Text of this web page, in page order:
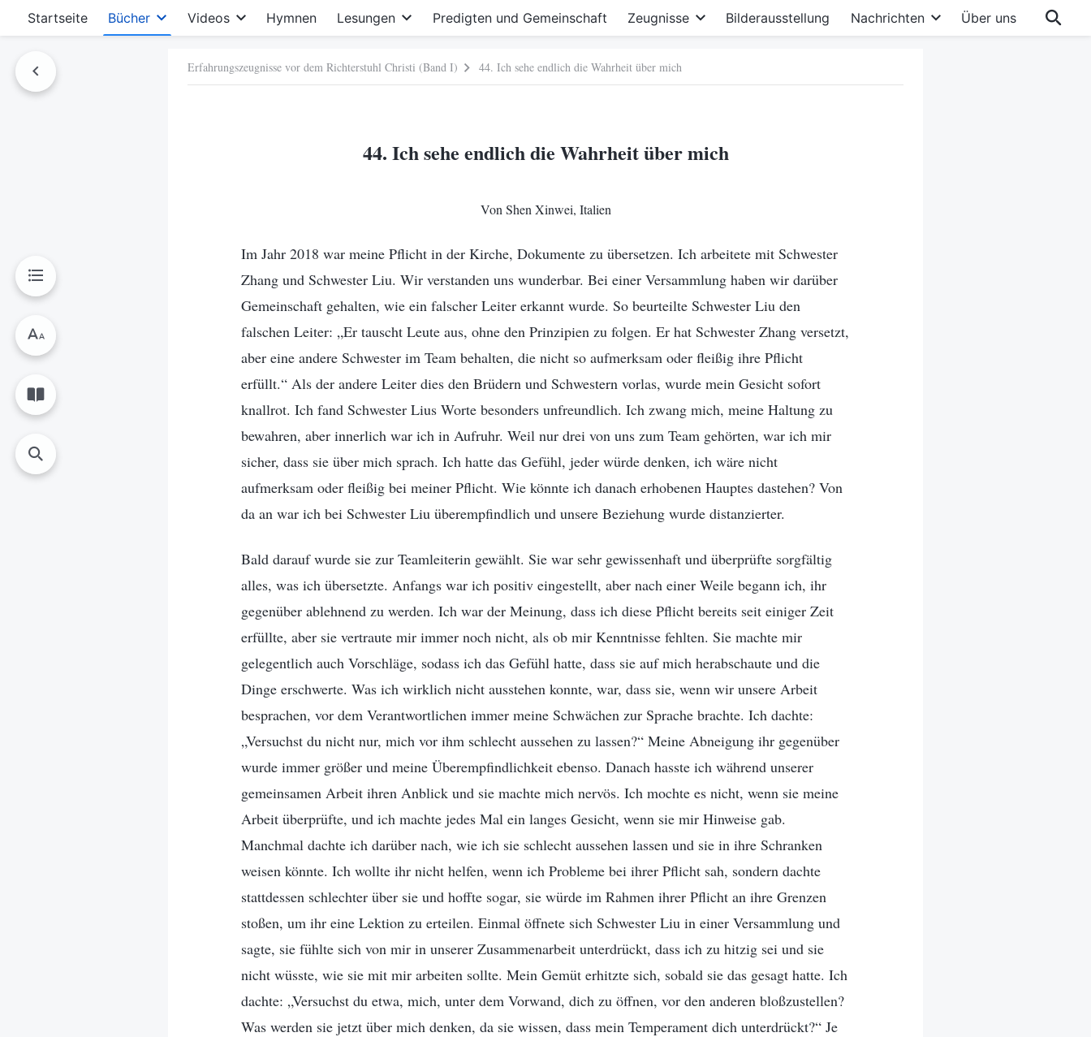
Startseite Bücher Videos Hymnen Lesungen Predigten und Gemeinschaft Zeugnisse Bilderausstellung Nachrichten Über uns
Erfahrungszeugnisse vor dem Richterstuhl Christi (Band I) 44. Ich sehe endlich die Wahrheit über mich
44. Ich sehe endlich die Wahrheit über mich
Von Shen Xinwei, Italien
Im Jahr 2018 war meine Pflicht in der Kirche, Dokumente zu übersetzen. Ich arbeitete mit Schwester
Zhang und Schwester Liu. Wir verstanden uns wunderbar. Bei einer Versammlung haben wir darüber
Gemeinschaft gehalten, wie ein falscher Leiter erkannt wurde. So beurteilte Schwester Liu den
falschen Leiter: „Er tauscht Leute aus, ohne den Prinzipien zu folgen. Er hat Schwester Zhang versetzt,
aber eine andere Schwester im Team behalten, die nicht so aufmerksam oder fleißig ihre Pflicht
erfüllt.“ Als der andere Leiter dies den Brüdern und Schwestern vorlas, wurde mein Gesicht sofort
knallrot. Ich fand Schwester Lius Worte besonders unfreundlich. Ich zwang mich, meine Haltung zu
bewahren, aber innerlich war ich in Aufruhr. Weil nur drei von uns zum Team gehörten, war ich mir
sicher, dass sie über mich sprach. Ich hatte das Gefühl, jeder würde denken, ich wäre nicht
aufmerksam oder fleißig bei meiner Pflicht. Wie könnte ich danach erhobenen Hauptes dastehen? Von
da an war ich bei Schwester Liu überempfindlich und unsere Beziehung wurde distanzierter.
Bald darauf wurde sie zur Teamleiterin gewählt. Sie war sehr gewissenhaft und überprüfte sorgfältig
alles, was ich übersetzte. Anfangs war ich positiv eingestellt, aber nach einer Weile begann ich, ihr
gegenüber ablehnend zu werden. Ich war der Meinung, dass ich diese Pflicht bereits seit einiger Zeit
erfüllte, aber sie vertraute mir immer noch nicht, als ob mir Kenntnisse fehlten. Sie machte mir
gelegentlich auch Vorschläge, sodass ich das Gefühl hatte, dass sie auf mich herabschaute und die
Dinge erschwerte. Was ich wirklich nicht ausstehen konnte, war, dass sie, wenn wir unsere Arbeit
besprachen, vor dem Verantwortlichen immer meine Schwächen zur Sprache brachte. Ich dachte:
„Versuchst du nicht nur, mich vor ihm schlecht aussehen zu lassen?“ Meine Abneigung ihr gegenüber
wurde immer größer und meine Überempfindlichkeit ebenso. Danach hasste ich während unserer
gemeinsamen Arbeit ihren Anblick und sie machte mich nervös. Ich mochte es nicht, wenn sie meine
Arbeit überprüfte, und ich machte jedes Mal ein langes Gesicht, wenn sie mir Hinweise gab.
Manchmal dachte ich darüber nach, wie ich sie schlecht aussehen lassen und sie in ihre Schranken
weisen könnte. Ich wollte ihr nicht helfen, wenn ich Probleme bei ihrer Pflicht sah, sondern dachte
stattdessen schlechter über sie und hoffte sogar, sie würde im Rahmen ihrer Pflicht an ihre Grenzen
stoßen, um ihr eine Lektion zu erteilen. Einmal öffnete sich Schwester Liu in einer Versammlung und
sagte, sie fühlte sich von mir in unserer Zusammenarbeit unterdrückt, dass ich zu hitzig sei und sie
nicht wüsste, wie sie mit mir arbeiten sollte. Mein Gemüt erhitzte sich, sobald sie das gesagt hatte. Ich
dachte: „Versuchst du etwa, mich, unter dem Vorwand, dich zu öffnen, vor den anderen bloßzustellen?
Was werden sie jetzt über mich denken, da sie wissen, dass mein Temperament dich unterdrückt?“ Je